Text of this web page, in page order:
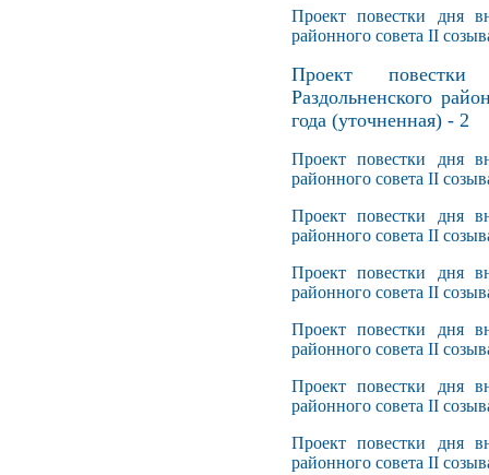
Проект повестки дня
районного совета II
Проект
Раздольненского
года (уточненная) - 2
Проект повестки дня
районного совета II
Проект повестки дня
районного совета II
Проект повестки дня
районного совета II
Проект повестки дня
районного совета II
Проект повестки дня
районного совета II
Проект повестки дня
районного совета II